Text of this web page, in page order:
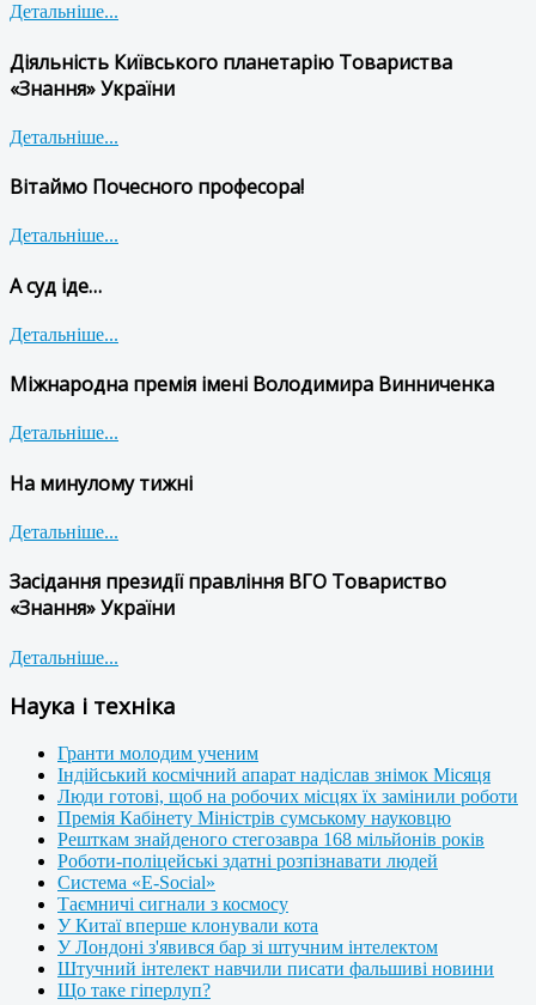
Детальніше...
Діяльність Київського планетарію Товариства
«Знання» України
Детальніше...
Вітаймо Почесного професора!
Детальніше...
А суд іде…
Детальніше...
Міжнародна премія імені Володимира Винниченка
Детальніше...
На минулому тижні
Детальніше...
Засідання президії правління ВГО Товариство
«Знання» України
Детальніше...
Наука і техніка
Гранти молодим ученим
Індійський космічний апарат надіслав знімок Місяця
Люди готові, щоб на робочих місцях їх замінили роботи
Премія Кабінету Міністрів сумському науковцю
Решткам знайденого стегозавра 168 мільйонів років
Роботи-поліцейські здатні розпізнавати людей
Система «E-Social»
Таємничі сигнали з космосу
У Китаї вперше клонували кота
У Лондоні з'явився бар зі штучним інтелектом
Штучний інтелект навчили писати фальшиві новини
Що таке гіперлуп?